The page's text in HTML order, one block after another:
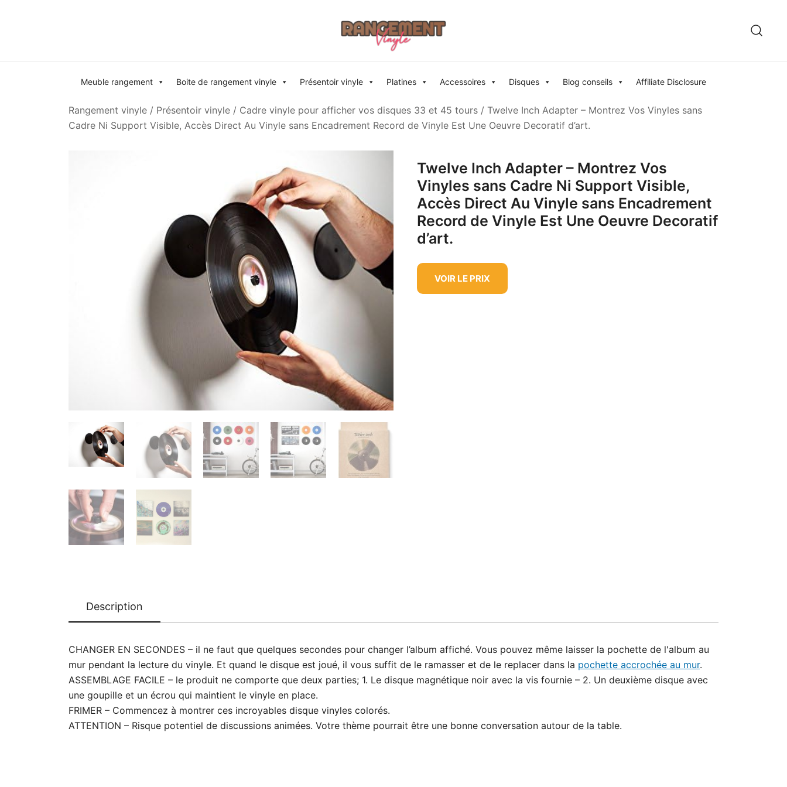
Meuble rangement Boite de rangement vinyle Présentoir vinyle Platines Accessoires Disques Blog conseils Affiliate Disclosure
Rangement vinyle / Présentoir vinyle / Cadre vinyle pour afficher vos disques 33 et 45 tours / Twelve Inch Adapter – Montrez Vos Vinyles sans
Cadre Ni Support Visible, Accès Direct Au Vinyle sans Encadrement Record de Vinyle Est Une Oeuvre Decoratif d’art.
Twelve Inch Adapter – Montrez Vos
Vinyles sans Cadre Ni Support Visible,
Accès Direct Au Vinyle sans Encadrement
Record de Vinyle Est Une Oeuvre Decoratif
d’art.
VOIR LE PRIX
Description
CHANGER EN SECONDES – il ne faut que quelques secondes pour changer l’album affiché. Vous pouvez même laisser la pochette de l'album au
mur pendant la lecture du vinyle. Et quand le disque est joué, il vous suffit de le ramasser et de le replacer dans la pochette accrochée au mur.
ASSEMBLAGE FACILE – le produit ne comporte que deux parties; 1. Le disque magnétique noir avec la vis fournie – 2. Un deuxième disque avec
une goupille et un écrou qui maintient le vinyle en place.
FRIMER – Commencez à montrer ces incroyables disque vinyles colorés.
ATTENTION – Risque potentiel de discussions animées. Votre thème pourrait être une bonne conversation autour de la table.